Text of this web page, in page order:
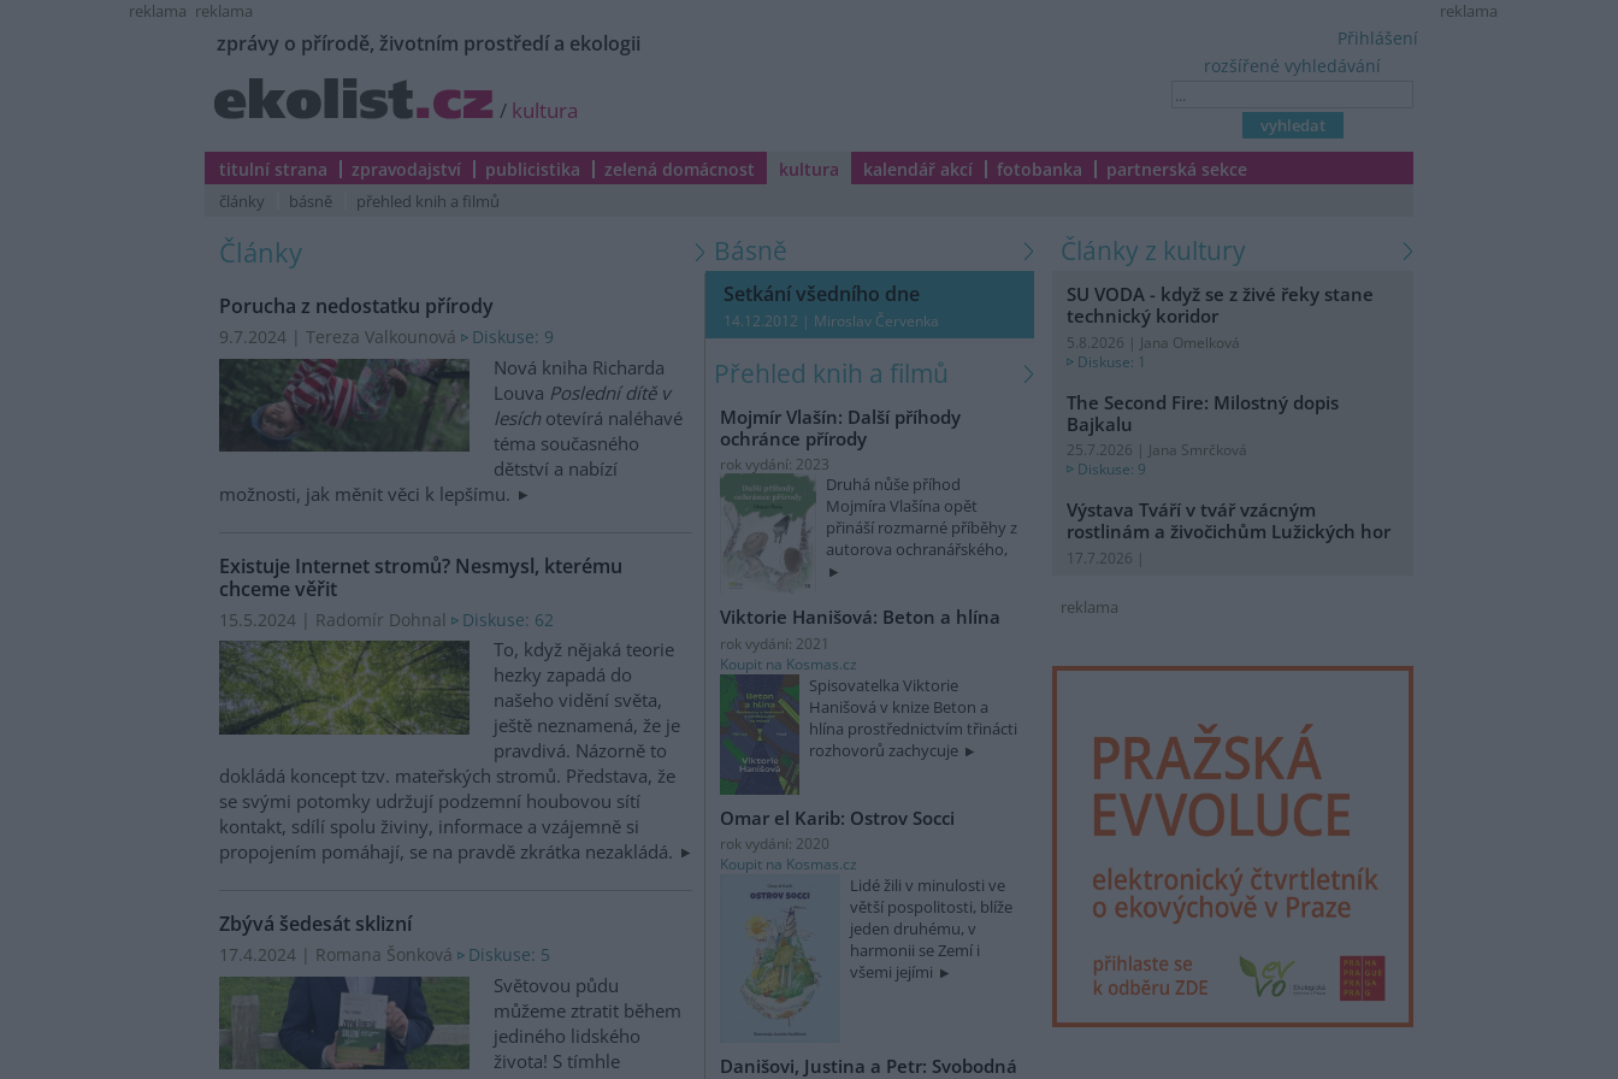
reklama
reklama reklama
zprávy o přírodě, životním prostředí a ekologii
/ kultura
rozšířené vyhledávání
Přihlášení
titulní strana zpravodajství publicistika zelená domácnost kultura kalendář akcí fotobanka partnerská sekce
články básně přehled knih a filmů
Články
Porucha z nedostatku přírody
9.7.2024 | Tereza Valkounová Diskuse: 9
Nová kniha Richarda
Louva Poslední dítě v
lesích otevírá naléhavé
téma současného
dětství a nabízí
možnosti, jak měnit věci k lepšímu.
Existuje Internet stromů? Nesmysl, kterému
chceme věřit
15.5.2024 | Radomír Dohnal Diskuse: 62
To, když nějaká teorie
hezky zapadá do
našeho vidění světa,
ještě neznamená, že je
pravdivá. Názorně to
dokládá koncept tzv. mateřských stromů. Představa, že
se svými potomky udržují podzemní houbovou sítí
kontakt, sdílí spolu živiny, informace a vzájemně si
propojením pomáhají, se na pravdě zkrátka nezakládá.
Zbývá šedesát sklizní
17.4.2024 | Romana Šonková Diskuse: 5
Světovou půdu
můžeme ztratit během
jediného lidského
života! S tímhle
Básně
Setkání všedního dne
14.12.2012 | Miroslav Červenka
Přehled knih a filmů
Mojmír Vlašín: Další příhody
ochránce přírody
rok vydání: 2023
Druhá nůše příhod
Mojmíra Vlašína opět
přináší rozmarné příběhy z
autorova ochranářského,
Viktorie Hanišová: Beton a hlína
rok vydání: 2021
Koupit na Kosmas.cz
Spisovatelka Viktorie
Hanišová v knize Beton a
hlína prostřednictvím třinácti
rozhovorů zachycuje
Omar el Karib: Ostrov Socci
rok vydání: 2020
Koupit na Kosmas.cz
Lidé žili v minulosti ve
větší pospolitosti, blíže
jeden druhému, v
harmonii se Zemí i
všemi jejími
Danišovi, Justina a Petr: Svobodná
články z kultury
SU VODA - když se z živé řeky stane
technický koridor
5.8.2026 | Jana Omelková
Diskuse: 1
The Second Fire: Milostný dopis
Bajkalu
25.7.2026 | Jana Smrčková
Diskuse: 9
Výstava Tváří v tvář vzácným
rostlinám a živočichům Lužických hor
17.7.2026 |
reklama